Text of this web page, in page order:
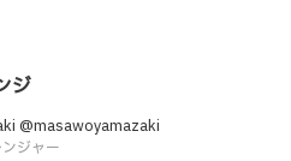
ジ
@masawoyamazaki
ジャー